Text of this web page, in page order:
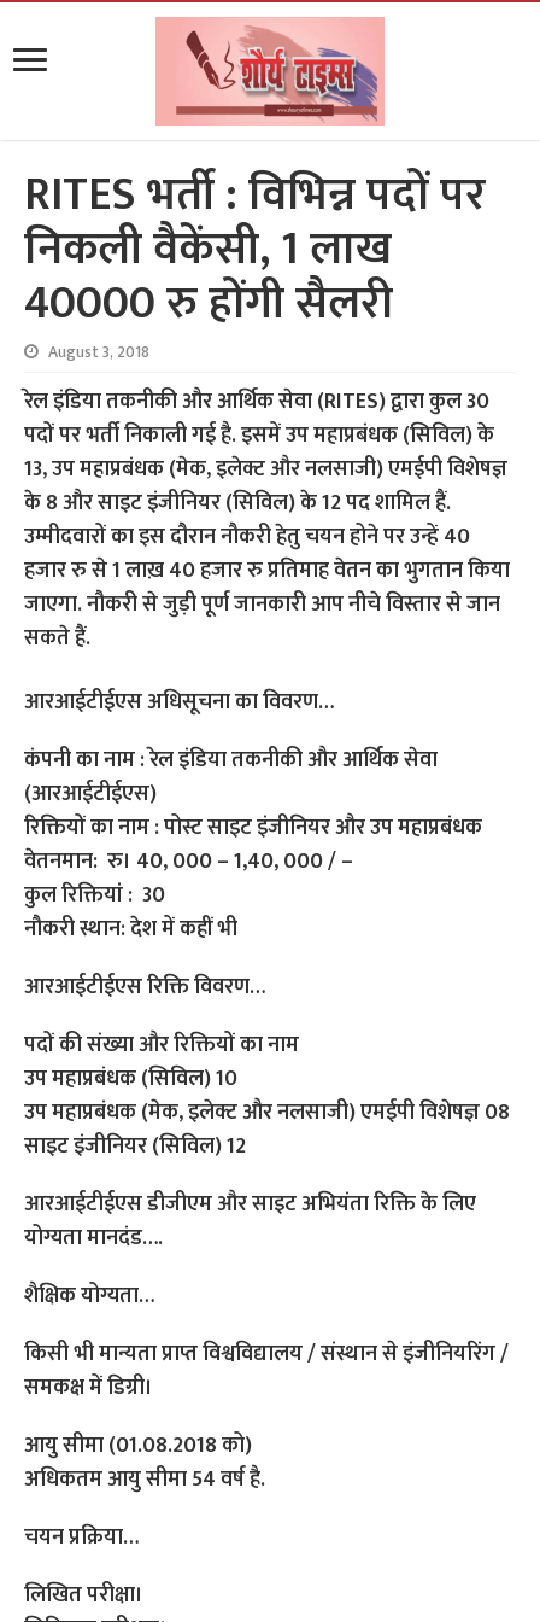
RITES भर्ती : विभिन्न पदों पर
निकली वैकेंसी, 1 लाख
40000 रु होंगी सैलरी
August 3, 2018
रेल इंडिया तकनीकी और आर्थिक सेवा (RITES) द्वारा कुल 30
पदों पर भर्ती निकाली गई है. इसमें उप महाप्रबंधक (सिविल) के
13, उप महाप्रबंधक (मेक, इलेक्ट और नलसाजी) एमईपी विशेषज्ञ
के 8 और साइट इंजीनियर (सिविल) के 12 पद शामिल हैं.
उम्मीदवारों का इस दौरान नौकरी हेतु चयन होने पर उन्हें 40
हजार रु से 1 लाख़ 40 हजार रु प्रतिमाह वेतन का भुगतान किया
जाएगा. नौकरी से जुड़ी पूर्ण जानकारी आप नीचे विस्तार से जान
सकते हैं.
आरआईटीईएस अधिसूचना का विवरण…
कंपनी का नाम : रेल इंडिया तकनीकी और आर्थिक सेवा
(आरआईटीईएस)
रिक्तियों का नाम : पोस्ट साइट इंजीनियर और उप महाप्रबंधक
वेतनमान: रु। 40, 000 – 1,40, 000 / –
कुल रिक्तियां : 30
नौकरी स्थान: देश में कहीं भी
आरआईटीईएस रिक्ति विवरण…
पदों की संख्या और रिक्तियों का नाम
उप महाप्रबंधक (सिविल) 10
उप महाप्रबंधक (मेक, इलेक्ट और नलसाजी) एमईपी विशेषज्ञ 08
साइट इंजीनियर (सिविल) 12
आरआईटीईएस डीजीएम और साइट अभियंता रिक्ति के लिए
योग्यता मानदंड….
शैक्षिक योग्यता…
किसी भी मान्यता प्राप्त विश्वविद्यालय / संस्थान से इंजीनियरिंग /
समकक्ष में डिग्री।
आयु सीमा (01.08.2018 को)
अधिकतम आयु सीमा 54 वर्ष है.
चयन प्रक्रिया…
लिखित परीक्षा।